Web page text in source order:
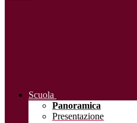
Scuola
Panoramica
Presentazione